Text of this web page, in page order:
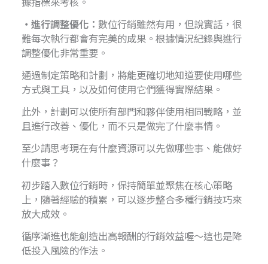
・進行調整優化：數位行銷雖然有用，但說實話，很
難每次執行都會有完美的成果。根據情況紀錄與進行
調整優化非常重要。
通過制定策略和計劃，將能更確切地知道要使用哪些
方式與工具，以及如何使用它們獲得實際結果。
此外，計劃可以使所有部門和夥伴使用相同戰略，並
且進行改善、優化，而不只是做完了什麼事情。
至少請思考現在有什麼資源可以先做哪些事、能做好
什麼事？
初步踏入數位行銷時，保持簡單並聚焦在核心策略
上，隨著經驗的積累，可以逐步整合多種行銷技巧來
放大成效。
循序漸進也能創造出高報酬的行銷效益喔～這也是降
低投入風險的作法。